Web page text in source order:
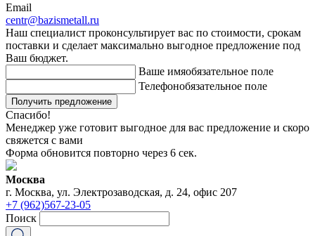
Email
centr@bazismetall.ru
Наш специалист проконсультирует вас по стоимости, срокам
поставки и сделает максимально выгодное предложение под
Ваш бюджет.
Ваше имяобязательное поле
Телефонобязательное поле
Получить предложение
Спасибо!
Менеджер уже готовит выгодное для вас предложение и скоро
свяжется с вами
Форма обновится повторно через 6 сек.
Москва
г. Москва, ул. Электрозаводская, д. 24, офис 207
+7 (962)567-23-05
Поиск